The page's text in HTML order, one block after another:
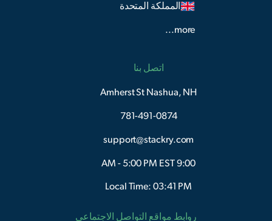
المملكة المتحدة
more...
اتصل بنا
Amherst St Nashua, NH
781-491-0874
support@stackry.com
9:00 AM - 5:00 PM EST
Local Time: 03:41 PM
روابط مواقع التواصل الاجتماعي